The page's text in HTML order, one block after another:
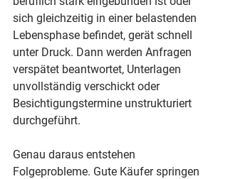
sich gleichzeitig in einer belastenden
Lebensphase befindet, gerät schnell
unter Druck. Dann werden Anfragen
verspätet beantwortet, Unterlagen
unvollständig verschickt oder
Besichtigungstermine unstrukturiert
durchgeführt.
Genau daraus entstehen
Folgeprobleme. Gute Käufer springen